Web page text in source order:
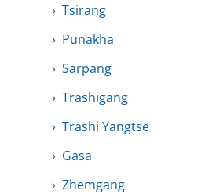
Tsirang
Punakha
Sarpang
Trashigang
Trashi Yangtse
Gasa
Zhemgang